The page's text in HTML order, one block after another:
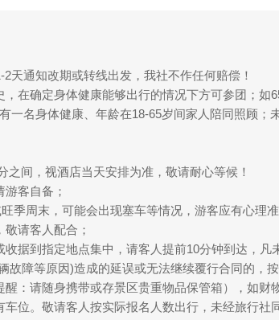
天通知改期或转线出发，我社不作任何赔偿！
在确定身体健康能够出行的情况下方可参团；
名身体健康、年龄在18-65岁间家人陪同照顾；
间，视酒店当天安排为准，敬请耐心等候！
客自备；
季周末，可能会出现塞车等情况，游客应有心理
请客人配合；
据到指定地点集中，请客人提前10分钟到达，凡
障等原因)造成的延误或无法继续覆行合同的，
：请随身携带或存景区贵重物品保管箱），如财
位。敬请客人按实际报名人数出行，未经旅行社